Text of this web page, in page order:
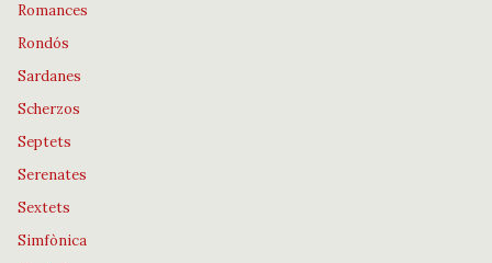
Romances
Rondós
Sardanes
Scherzos
Septets
Serenates
Sextets
Simfònica